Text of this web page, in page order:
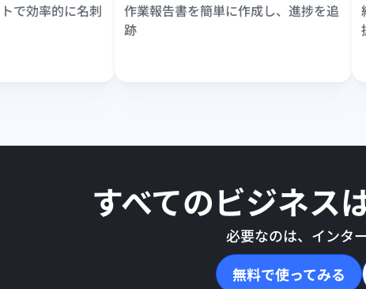
で効率的に名刺
作業報告書を簡単に作成し、進捗を追
跡
すべてのビジネス
必要なのは、インタ
無料で使ってみる